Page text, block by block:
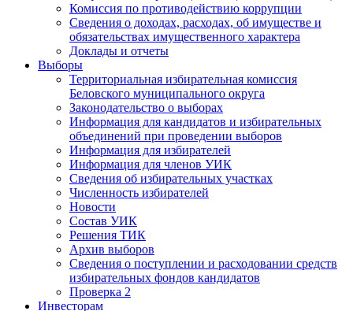
Комиссия по противодействию коррупции
Сведения о доходах, расходах, об имуществе и
обязательствах имущественного характера
Доклады и отчеты
Выборы
Территориальная избирательная комиссия
Беловского муниципального округа
Законодательство о выборах
Информация для кандидатов и избирательных
объединений при проведении выборов
Информация для избирателей
Информация для членов УИК
Сведения об избирательных участках
Численность избирателей
Новости
Состав УИК
Решения ТИК
Архив выборов
Сведения о поступлении и расходовании средств
избирательных фондов кандидатов
Проверка 2
Инвесторам